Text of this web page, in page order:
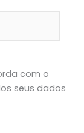
com o
seus dados